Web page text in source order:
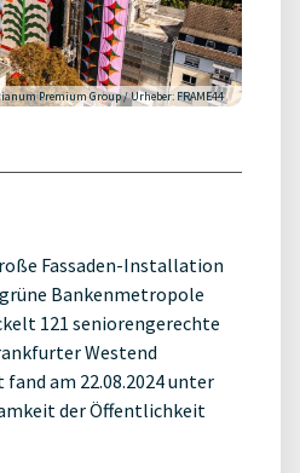
Premium Group / Urheber: FRAME44
Fassaden-Installation
Bankenmetropole
121 seniorengerechte
Westend
am 22.08.2024 unter
der Öffentlichkeit